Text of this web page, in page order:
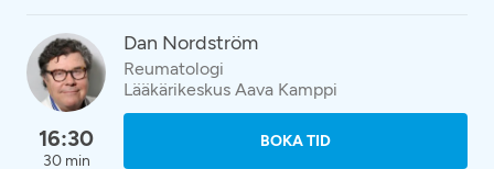
16:30
30 min
Dan Nordström
Reumatologi
Lääkärikeskus Aava Kamppi
BOKA TID